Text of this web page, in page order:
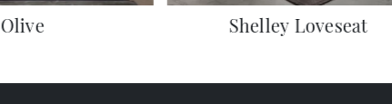
Olive Shelley Loveseat